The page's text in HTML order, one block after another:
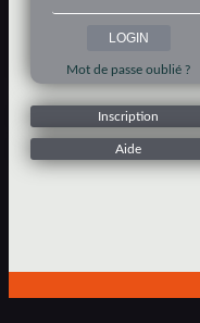
Mot de passe oublié ?
Inscription
Aide